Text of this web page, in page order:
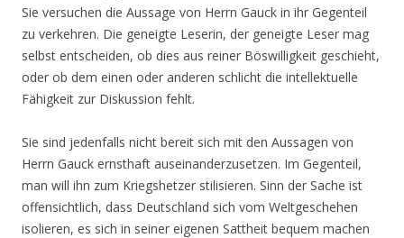
Sie versuchen die Aussage von Herrn Gauck in ihr Gegenteil
zu verkehren. Die geneigte Leserin, der geneigte Leser mag
selbst entscheiden, ob dies aus reiner Böswilligkeit geschieht,
oder ob dem einen oder anderen schlicht die intellektuelle
Fähigkeit zur Diskussion fehlt.
Sie sind jedenfalls nicht bereit sich mit den Aussagen von
Herrn Gauck ernsthaft auseinanderzusetzen. Im Gegenteil,
man will ihn zum Kriegshetzer stilisieren. Sinn der Sache ist
offensichtlich, dass Deutschland sich vom Weltgeschehen
isolieren, es sich in seiner eigenen Sattheit bequem machen